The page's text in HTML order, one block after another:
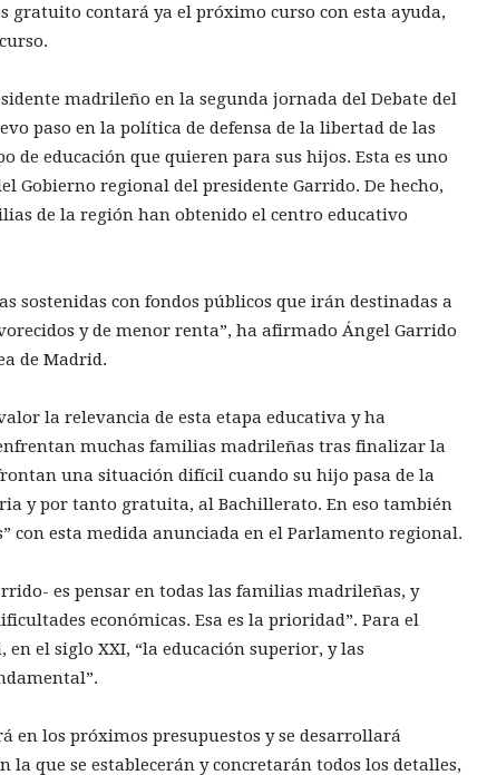
gratuito contará ya el próximo curso con esta ayuda,
madrileño en la segunda jornada del Debate del
paso en la política de defensa de la libertad de las
de educación que quieren para sus hijos. Esta es uno
Gobierno regional del presidente Garrido. De hecho,
de la región han obtenido el centro educativo
sostenidas con fondos públicos que irán destinadas a
y de menor renta”, ha afirmado Ángel Garrido
de Madrid.
la relevancia de esta etapa educativa y ha
muchas familias madrileñas tras finalizar la
una situación difícil cuando su hijo pasa de la
y por tanto gratuita, al Bachillerato. En eso también
con esta medida anunciada en el Parlamento regional.
es pensar en todas las familias madrileñas, y
económicas. Esa es la prioridad”. Para el
el siglo XXI, “la educación superior, y las
en los próximos presupuestos y se desarrollará
que se establecerán y concretarán todos los detalles,